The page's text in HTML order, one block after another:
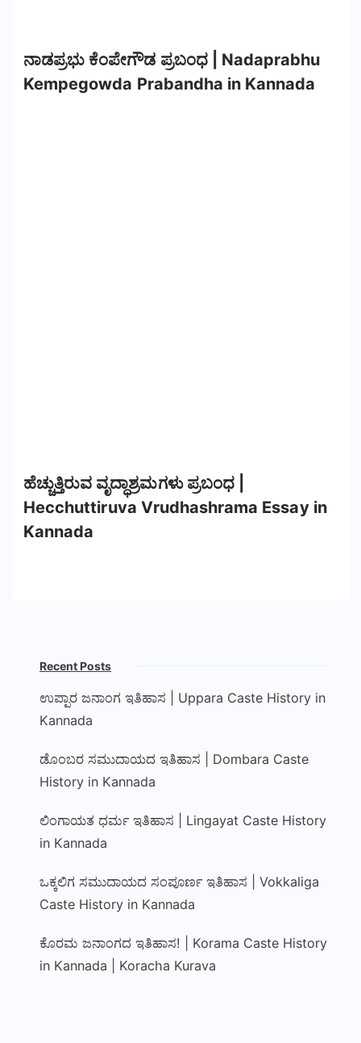
ನಾಡಪ್ರಭು ಕೆಂಪೇಗೌಡ ಪ್ರಬಂಧ | Nadaprabhu
Kempegowda Prabandha in Kannada
ಹೆಚ್ಚುತ್ತಿರುವ ವೃದ್ಧಾಶ್ರಮಗಳು ಪ್ರಬಂಧ |
Hecchuttiruva Vrudhashrama Essay in
Kannada
Recent Posts
ಉಪ್ಪಾರ ಜನಾಂಗ ಇತಿಹಾಸ | Uppara Caste History in
Kannada
ಡೊಂಬರ ಸಮುದಾಯದ ಇತಿಹಾಸ | Dombara Caste
History in Kannada
ಲಿಂಗಾಯತ ಧರ್ಮ ಇತಿಹಾಸ | Lingayat Caste History
in Kannada
ಒಕ್ಕಲಿಗ ಸಮುದಾಯದ ಸಂಪೂರ್ಣ ಇತಿಹಾಸ | Vokkaliga
Caste History in Kannada
ಕೊರಮ ಜನಾಂಗದ ಇತಿಹಾಸ! | Korama Caste History
in Kannada | Koracha Kurava